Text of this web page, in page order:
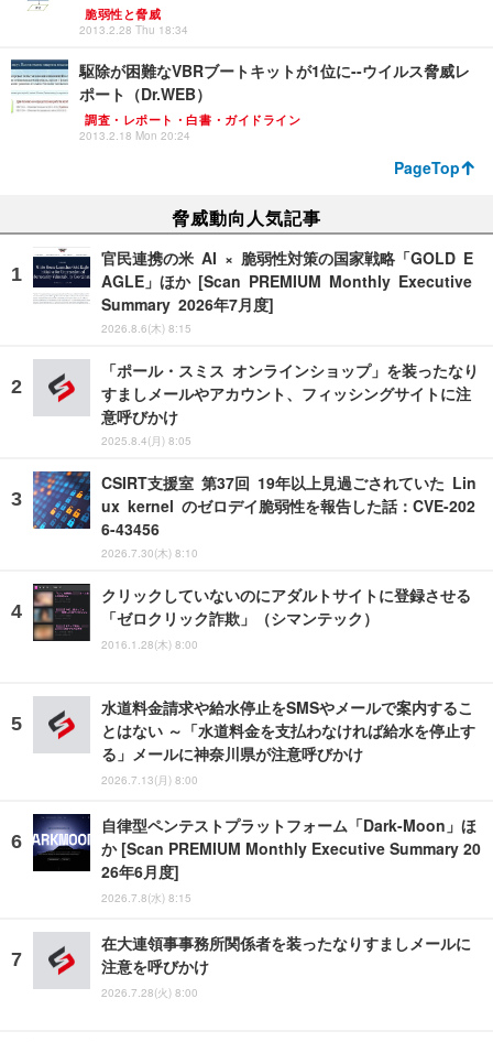
脆弱性と脅威
2013.2.28 Thu 18:34
駆除が困難なVBRブートキットが1位に--ウイルス脅威レ
ポート（Dr.WEB）
調査・レポート・白書・ガイドライン
2013.2.18 Mon 20:24
PageTop
脅威動向人気記事
官民連携の米 AI × 脆弱性対策の国家戦略「GOLD E
AGLE」ほか [Scan PREMIUM Monthly Executive
Summary 2026年7月度]
2026.8.6(木) 8:15
「ポール・スミス オンラインショップ」を装ったなり
すましメールやアカウント、フィッシングサイトに注
意呼びかけ
2025.8.4(月) 8:05
CSIRT支援室 第37回 19年以上見過ごされていた Lin
ux kernel のゼロデイ脆弱性を報告した話：CVE-202
6-43456
2026.7.30(木) 8:10
クリックしていないのにアダルトサイトに登録させる
「ゼロクリック詐欺」（シマンテック）
2016.1.28(木) 8:00
水道料金請求や給水停止をSMSやメールで案内するこ
とはない ～「水道料金を支払わなければ給水を停止す
る」メールに神奈川県が注意呼びかけ
2026.7.13(月) 8:00
自律型ペンテストプラットフォーム「Dark-Moon」ほ
か [Scan PREMIUM Monthly Executive Summary 20
26年6月度]
2026.7.8(水) 8:15
在大連領事事務所関係者を装ったなりすましメールに
注意を呼びかけ
2026.7.28(火) 8:00